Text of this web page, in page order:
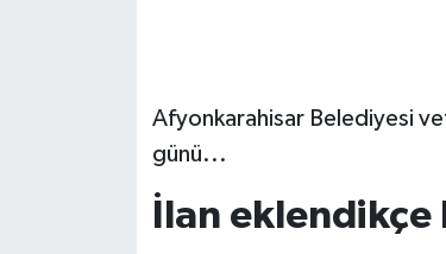
Afyonkarahisar Belediyesi
günü...
İlan